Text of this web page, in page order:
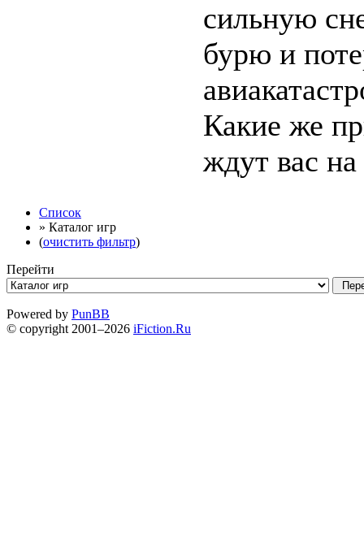
сильную
бурю и
Какие же
ждут вас на
Список
» Каталог игр
(очистить фильтр)
Перейти
Powered by PunBB
© copyright 2001–2026 iFiction.Ru